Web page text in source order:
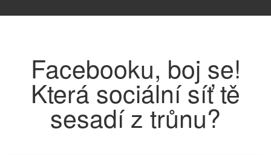
Facebooku, boj se!
Která sociální síť tě
sesadí z trůnu?